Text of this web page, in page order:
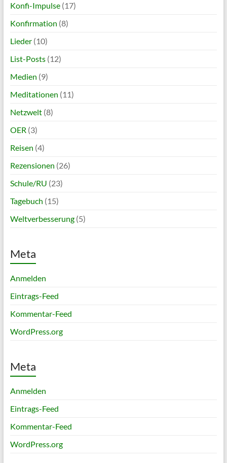
Konfi-Impulse(17)
Konfirmation (8)
Lieder(10)
List-Posts(12)
Medien (9)
Meditationen (11)
Netzwelt(8)
OER (3)
Reisen (4)
Rezensionen (26)
Schule/RU (23)
Tagebuch (15)
Weltverbesserung(5)
Meta
Anmelden
Eintrags-Feed
Kommentar-Feed
WordPress.org
Meta
Anmelden
Eintrags-Feed
Kommentar-Feed
WordPress.org